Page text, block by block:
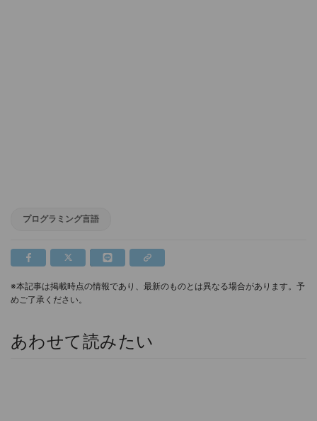
プログラミング言語
※本記事は掲載時点の情報であり、最新のものとは異なる場合があります。予
めご了承ください。
あわせて読みたい